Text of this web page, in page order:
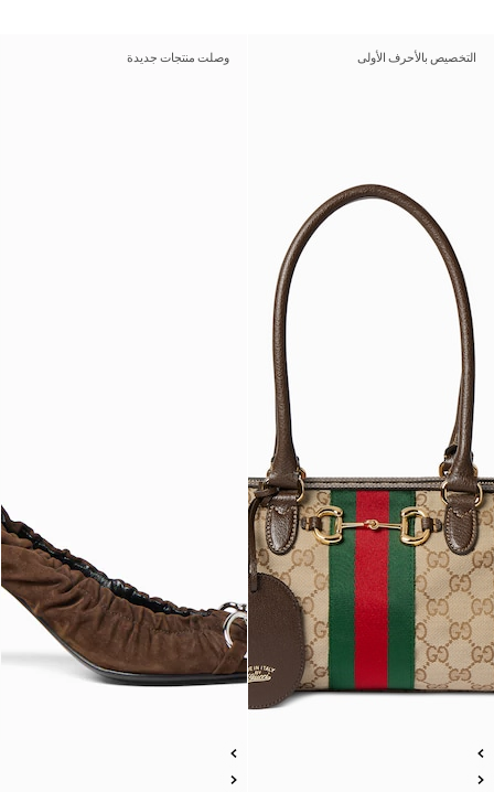
التخصيص بالأحرف الأولى وصلت منتجات جديدة